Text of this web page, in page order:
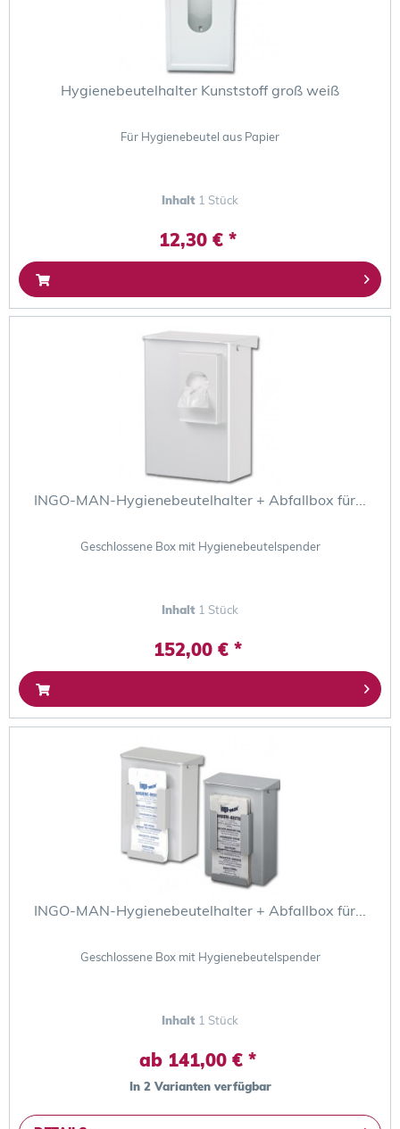
Hygienebeutelhalter Kunststoff groß weiß
Für Hygienebeutel aus Papier
Inhalt 1 Stück
12,30 € *
INGO-MAN-Hygienebeutelhalter + Abfallbox für...
Geschlossene Box mit Hygienebeutelspender
Inhalt 1 Stück
152,00 € *
INGO-MAN-Hygienebeutelhalter + Abfallbox für...
Geschlossene Box mit Hygienebeutelspender
Inhalt 1 Stück
ab 141,00 € *
In 2 Varianten verfügbar